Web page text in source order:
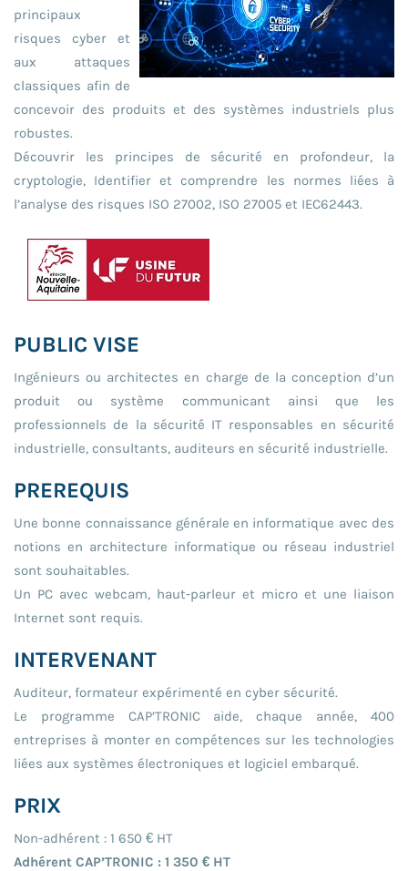
principaux
risques cyber et
aux attaques
classiques afin de
concevoir des produits et des systèmes industriels plus
robustes.
Découvrir les principes de sécurité en profondeur, la
cryptologie, Identifier et comprendre les normes liées à
l’analyse des risques ISO 27002, ISO 27005 et IEC62443.
PUBLIC VISE
Ingénieurs ou architectes en charge de la conception d’un
produit ou système communicant ainsi que les
professionnels de la sécurité IT responsables en sécurité
industrielle, consultants, auditeurs en sécurité industrielle.
PREREQUIS
Une bonne connaissance générale en informatique avec des
notions en architecture informatique ou réseau industriel
sont souhaitables.
Un PC avec webcam, haut-parleur et micro et une liaison
Internet sont requis.
INTERVENANT
Auditeur, formateur expérimenté en cyber sécurité.
Le programme CAP’TRONIC aide, chaque année, 400
entreprises à monter en compétences sur les technologies
liées aux systèmes électroniques et logiciel embarqué.
PRIX
Non-adhérent : 1 650 € HT
Adhérent CAP’TRONIC : 1 350 € HT